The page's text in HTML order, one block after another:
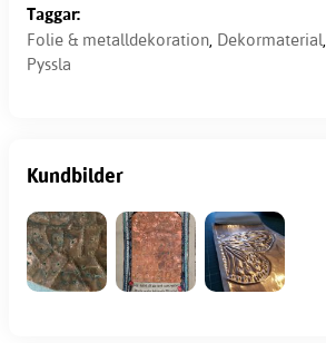
Taggar:
Folie & metalldekoration, Dekormaterial,
Pyssla
Kundbilder